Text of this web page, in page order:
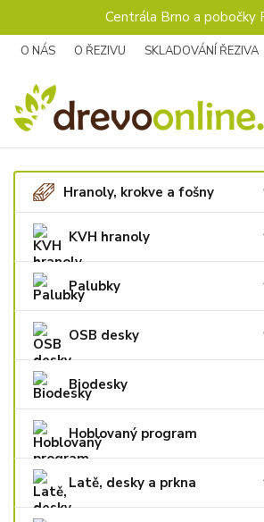
Centrála Brno a pobočky
O NÁS O ŘEZIVU SKLADOVÁNÍ ŘEZIVA
Hranoly, krokve a fošny
KVH hranoly
Palubky
OSB desky
Biodesky
Hoblovaný program
Latě, desky a prkna